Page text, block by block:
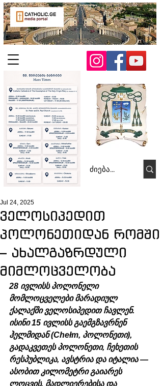
ველოსიპედით
პოლონეთიდან რომში
– ახალგაზრდული
მიმლოცველობა
Jul 24, 2025
28 ივლისს პოლონელი
მომლოცველები მარადიულ
ქალაქში ველოსიპედით ჩავლენ.
ისინი 15 ივლისს გაემგზავრნენ
ჰელმიდან (Chełm, პოლონეთი),
გადაკვეთეს პოლონეთი, ჩეხეთის
რესპუბლიკა, ავსტრია და იტალია —
ასობით კილომეტრი გაიარეს
ლოცვის, მადლიერებისა და